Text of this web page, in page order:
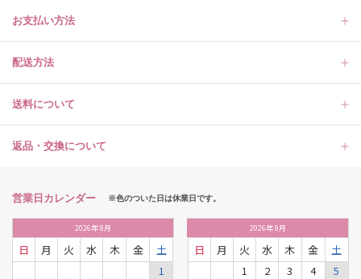
お支払い方法
配送方法
送料について
返品・交換について
営業日カレンダー ※色のついた日は休業日です。
2026年8月
日 月 火 水 木 金
土
1
2026年9月
日 月 火 水 木 金
土
1
2 3 4
5